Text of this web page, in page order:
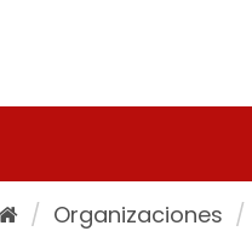
Organizaciones